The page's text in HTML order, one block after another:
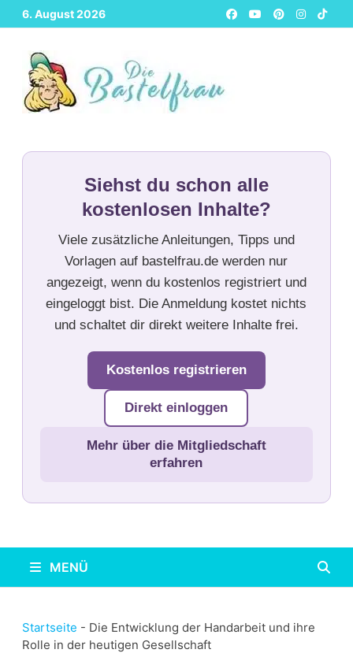
Zurück
zum
Inhalt
6. August 2026
Siehst du schon alle
kostenlosen Inhalte?
Viele zusätzliche Anleitungen, Tipps und
Vorlagen auf bastelfrau.de werden nur
angezeigt, wenn du kostenlos registriert und
eingeloggt bist. Die Anmeldung kostet nichts
und schaltet dir direkt weitere Inhalte frei.
Kostenlos registrieren
Direkt einloggen
Mehr über die Mitgliedschaft
erfahren
MENÜ
Startseite - Die Entwicklung der Handarbeit und ihre
Rolle in der heutigen Gesellschaft